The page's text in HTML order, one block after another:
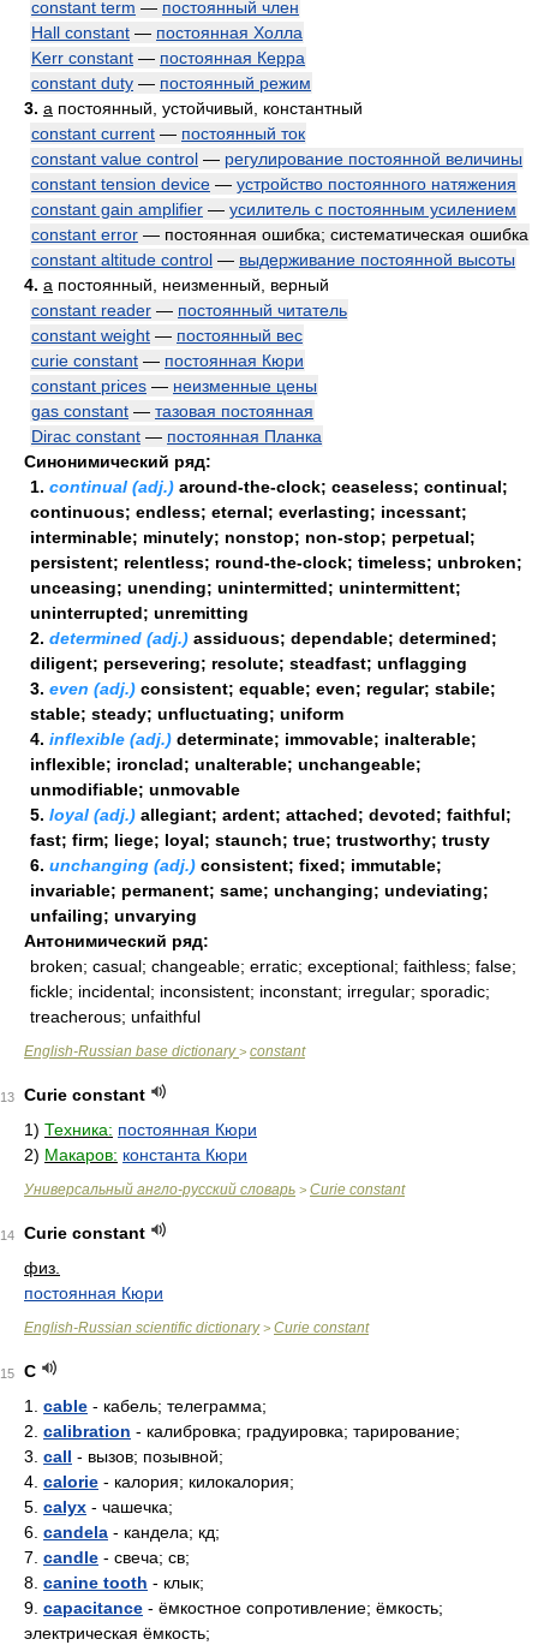
constant term — постоянный член
Hall constant — постоянная Холла
Kerr constant — постоянная Керра
constant duty — постоянный режим
3. a постоянный, устойчивый, константный
constant current — постоянный ток
constant value control — регулирование постоянной величины
constant tension device — устройство постоянного натяжения
constant gain amplifier — усилитель с постоянным усилением
constant error — постоянная ошибка; систематическая ошибка
constant altitude control — выдерживание постоянной высоты
4. a постоянный, неизменный, верный
constant reader — постоянный читатель
constant weight — постоянный вес
curie constant — постоянная Кюри
constant prices — неизменные цены
gas constant — тазовая постоянная
Dirac constant — постоянная Планка
Синонимический ряд:
1. continual (adj.) around-the-clock; ceaseless; continual;
continuous; endless; eternal; everlasting; incessant;
interminable; minutely; nonstop; non-stop; perpetual;
persistent; relentless; round-the-clock; timeless; unbroken;
unceasing; unending; unintermitted; unintermittent;
uninterrupted; unremitting
2. determined (adj.) assiduous; dependable; determined;
diligent; persevering; resolute; steadfast; unflagging
3. even (adj.) consistent; equable; even; regular; stabile;
stable; steady; unfluctuating; uniform
4. inflexible (adj.) determinate; immovable; inalterable;
inflexible; ironclad; unalterable; unchangeable;
unmodifiable; unmovable
5. loyal (adj.) allegiant; ardent; attached; devoted; faithful;
fast; firm; liege; loyal; staunch; true; trustworthy; trusty
6. unchanging (adj.) consistent; fixed; immutable;
invariable; permanent; same; unchanging; undeviating;
unfailing; unvarying
Антонимический ряд:
broken; casual; changeable; erratic; exceptional; faithless; false;
fickle; incidental; inconsistent; inconstant; irregular; sporadic;
treacherous; unfaithful
English-Russian base dictionary> constant
13
Curie constant
1) Техника: постоянная Кюри
2) Макаров: константа Кюри
Универсальный англо-русский словарь > Curie constant
14
Curie constant
физ.
постоянная Кюри
English-Russian scientific dictionary> Curie constant
15
C
1. cable - кабель; телеграмма;
2. calibration - калибровка; градуировка; тарирование;
3. call - вызов; позывной;
4. calorie - калория; килокалория;
5. calyx - чашечка;
6. candela - кандела; кд;
7. candle - свеча; св;
8. canine tooth - клык;
9. capacitance - ёмкостное сопротивление; ёмкость;
электрическая ёмкость;